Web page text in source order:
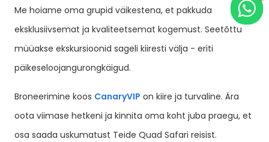
Me hoiame oma grupid väikestena, et pakkuda
eksklusiivsemat ja kvaliteetsemat kogemust. Seetõttu
müüakse ekskursioonid sageli kiiresti välja - eriti
päikeseloojangurongkäigud.
Broneerimine koos CanaryVIP on kiire ja turvaline. Ära
oota viimase hetkeni ja kinnita oma koht juba praegu, et
osa saada uskumatust Teide Quad Safari reisist.